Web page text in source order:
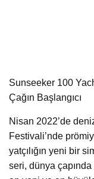
Sunseeker 100
Çağın Başlangıcı
Nisan 2022’de
Festivali’nde
yatçılığın yeni bir
seri, dünya çapında